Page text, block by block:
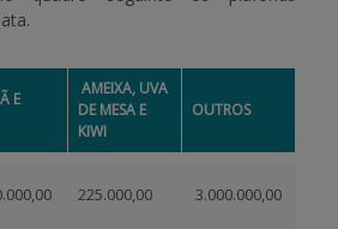
E
AMEIXA, UVA
DE MESA E
KIWI
OUTROS
225.000,00 3.000.000,00